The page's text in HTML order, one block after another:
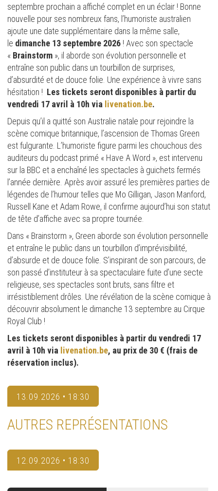
septembre prochain a affiché complet en un éclair ! Bonne
nouvelle pour ses nombreux fans, l’humoriste australien
ajoute une date supplémentaire dans la même salle,
le dimanche 13 septembre 2026 ! Avec son spectacle
« Brainstorm », il aborde son évolution personnelle et
entraîne son public dans un tourbillon de surprises,
d’absurdité et de douce folie. Une expérience à vivre sans
hésitation ! ​ Les tickets seront disponibles à partir du
vendredi 17 avril à 10h via livenation.be.
Depuis qu’il a quitté son Australie natale pour rejoindre la
scène comique britannique, l’ascension de Thomas Green
est fulgurante. L’humoriste figure parmi les chouchous des
auditeurs du podcast primé « Have A Word », est intervenu
sur la BBC et a enchaîné les spectacles à guichets fermés
l’année dernière. Après avoir assuré les premières parties de
légendes de l’humour telles que Mo Gilligan, Jason Manford,
Russell Kane et Adam Rowe, il confirme aujourd’hui son statut
de tête d’affiche avec sa propre tournée.
Dans « Brainstorm », Green aborde son évolution personnelle
et entraîne le public dans un tourbillon d’imprévisibilité,
d’absurde et de douce folie. S’inspirant de son parcours, de
son passé d’instituteur à sa spectaculaire fuite d’une secte
religieuse, ses spectacles sont bruts, sans filtre et
irrésistiblement drôles. Une révélation de la scène comique à
découvrir absolument le dimanche 13 septembre au Cirque
Royal Club !
Les tickets seront disponibles à partir du vendredi 17
avril à 10h via livenation.be, au prix de 30 € (frais de
réservation inclus).
13.09.2026 • 18:30
AUTRES REPRÉSENTATIONS
12.09.2026 • 18:30